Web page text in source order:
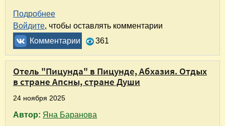
Подробнее
Войдите, чтобы оставлять комментарии
Комментарии
361
Отель "Пицунда" в Пицунде, Абхазия. Отдых
в стране Апсны, стране Души
24 ноября 2025
Автор: Яна Баранова